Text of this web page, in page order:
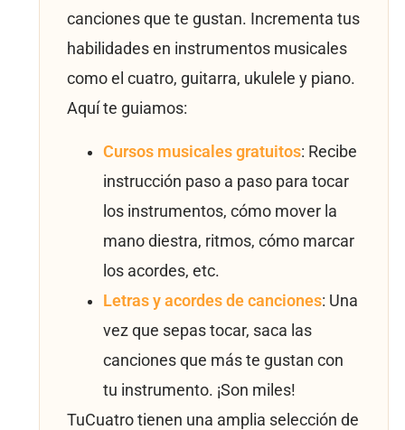
canciones que te gustan. Incrementa tus
habilidades en instrumentos musicales
como el cuatro, guitarra, ukulele y piano.
Aquí te guiamos:
Cursos musicales gratuitos: Recibe
instrucción paso a paso para tocar
los instrumentos, cómo mover la
mano diestra, ritmos, cómo marcar
los acordes, etc.
Letras y acordes de canciones: Una
vez que sepas tocar, saca las
canciones que más te gustan con
tu instrumento. ¡Son miles!
TuCuatro tienen una amplia selección de